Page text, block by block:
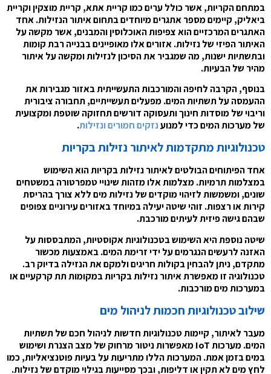
במתחם הקריות, אשר כולל ערים כמו קריית אתא, קריית מוצקין וקריית
ביאליק, קיימים מספר אתגרים מיוחדים בתחום איתור הנזילות. אחד
האתגרים המרכזיים הוא צפיפות האוכלוסין והמבנים, אשר מקשה על
האיתור הפיזי של נזילות. אזורים אלו מאופיינים בבנייה רבת קומות
ובתשתיות ישנות, מה שמגביר את הסיכון לנזילות ומקשה על איתור
מהיר של הבעיות.
בנוסף, הקרבה לחיפה והמורכבות התעשייתית באזור מגבירות את
ההעמסה על תשתיות המים. מפעלים תעשייתיים, תחבורה ציבורית
וריבוי של מוסדות חינוך ותעסוקה דורשים תחזוקה שוטפת ומקצועית
של מערכות המים כדי למנוענזקים חמורים ונזילות.
טכנולוגיות מתקדמות לאיתור נזילות בקריות
אחד הפיתוחים הבולטים לאיתור נזילות בקריות הוא השימוש
במצלמות תרמיות. מצלמות אלו מזהות שינויי טמפרטורה במשטחים
שונים, ומשמשות לזיהוי מוקדים של נזילות מים ללא צורך בהריסת
קירות או רצפות. זוהי שיטה יעילה במיוחד באזורים עירוניים צפופים
שבהם גישה פיזית לעיתים מורכבת.
שיטה נוספת היא השימוש בטכנולוגיות אקוסטיות, המתבססות על
האזנה לרעשים הנגרמים על ידי זרימת המים. באמצעות מכשור
מתקדם, ניתן להבחין בקולות חריגים ולמקם את הנזילה בדיוק רב.
טכנולוגיה זו מאפשרת איתור נזילות בקריות במקומות תת קרקעיים או
במערכות מים מורכבות.
שילוב טכנולוגיות חכמות לניהול מים
מעבר לאיתור, קיימות טכנולוגיות חדשות לניהול חכם של תשתיות
המים. מערכות IoT מאפשרות ניטור מרחוק של מצב הצנרת ושימוש
במים בזמן אמת. המערכות הללו מתריעות על בעיות פוטנציאליות, כמו
לחץ מים לא תקין או דליפות, ובכך מסייעות בגילוי מוקדם של נזילות.